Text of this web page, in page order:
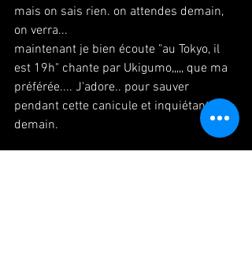
mais on sais rien. on attendes demain,
on verra...
maintenant je bien écoute "au Tokyo, il
est 19h" chante par Ukigumo,,,,, que ma
préférée.... J'adore.. pour sauver
pendant cette canicule et inquiétant
demain.